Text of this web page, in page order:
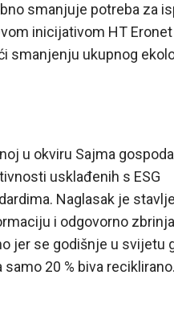
smanjuje potreba za
inicijativom HT
smanjenju ukupnog
u okviru Sajma
usklađenih s ESG
Naglasak je
i odgovorno
jer se godišnje u svijetu
20 % biva reciklirano.